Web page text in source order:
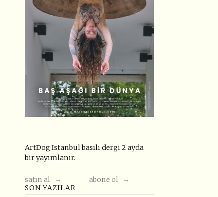
ArtDog Istanbul basılı dergi 2 ayda
bir yayımlanır.
satın al →
abone ol →
SON YAZILAR